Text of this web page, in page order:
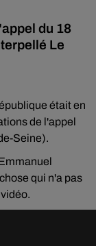
du 18
Le
était en
de l'appel
Seine).
qui n'a pas